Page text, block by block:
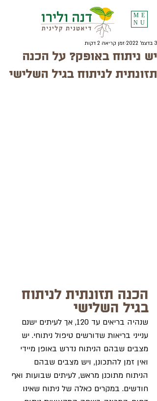
ME
NU
יש ניתוח באופק? על הכנה
תזונתית לניתוח בגיל השלישי
3 בדצמ׳ 2022 זמן קריאה 2 דקות
הכנה תזונתית לניתוח
בגיל השלישי
שנהיה בריאים עד 120, אך לעיתים ישנם
ענייני בריאות שדורשים טיפול ניתוחי. יש
מצבים שבהם הניתוח נדרש באופן מיידי
ואין זמן להתכונן, ויש מצבים שבהם
הניתוח מתוכנן מראש, לעיתים שבועות ואף
חודשים. במקרים כאלה של ניתוח שאינו